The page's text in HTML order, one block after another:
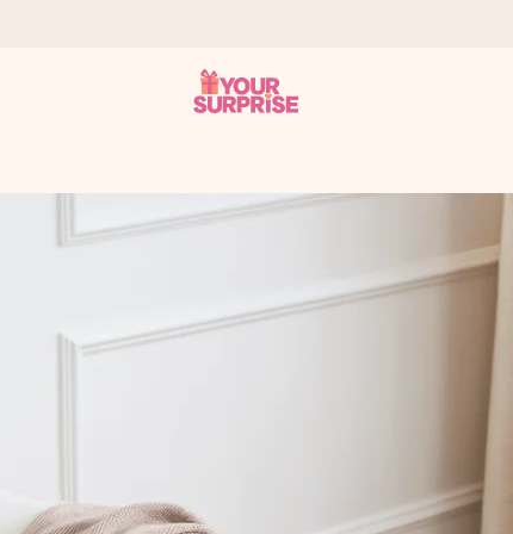
du kan ge den i precis rätt tid, när det betyder som mest.
foto eller ett meddelande som verkligen berör hennes hjärta.